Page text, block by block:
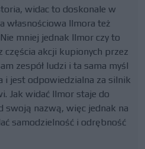
widac to doskonale w
Ilmora też
mniej jednak Ilmor czy to
częścia akcji kupionych przez
zespół ludzi i ta sama myśl
i jest odpowiedzialna za silnik
Jak widać Ilmor staje do
swoją nazwą, więc jednak na
samodzielność i odrębność